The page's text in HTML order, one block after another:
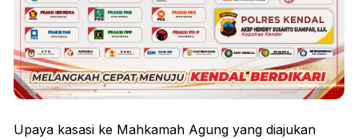
Upaya kasasi ke Mahkamah Agung yang diajukan